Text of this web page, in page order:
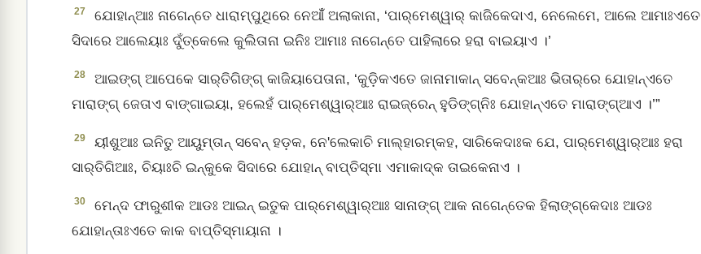
27
ଯୋହାନ୍‌ଆଃ ନାଗେନ୍ତେ ଧାରାମ୍‌ପୁଥିରେ ନେଆଁଁ ଅଲାକାନା, ‘ପାର୍‌ମେଶ୍ୱାର୍‌ କାଜିକେଦାଏ, ନେଲେମେ, ଆଲେ ଆମାଃଏତେ
ସିଦାରେ ଆଲେୟାଃ ଦୁଁତ୍‌କେଲେ କୁଲିତାନା ଇନିଃ ଆମାଃ ନାଗେନ୍ତେ ପାହିଲାରେ ହରା ବାଇୟାଏ ।’
28
ଆଇଙ୍ଗ୍‌ ଆପେକେ ସାର୍‌ତିଗିଙ୍ଗ୍‌ କାଜିୟାପେତାନା, ‘କୁଡ଼ିକଏତେ ଜାନାମାକାନ୍‌ ସବେନ୍‌କଆଃ ଭିତାର୍‌ରେ ଯୋହାନ୍‌ଏତେ
ମାରାଙ୍ଗ୍‌ ଜେତାଏ ବାଙ୍ଗାଇୟା, ହଲେହଁ ପାର୍‌ମେଶ୍ୱାର୍‌ଆଃ ରାଇଜ୍‌ରେନ୍‌ ହୁଡିଙ୍ଗ୍‌ନିଃ ଯୋହାନ୍‌ଏତେ ମାରାଙ୍ଗ୍‌ଆଏ ।’”
29
ୟୀଶୁଆଃ ଇନିତୁ ଆୟୁମ୍‌ତାନ୍ ସବେନ୍‌ ହଡ଼କ, ନେ'ଲେକାଚି ମାଲ୍‌ହାରମ୍‌କହ, ସାରିକେଦାଃକ ଯେ, ପାର୍‌ମେଶ୍ୱାର୍‌ଆଃ ହରା
ସାର୍‌ତିଗିଆଃ, ଚିୟାଃଚି ଇନ୍‌କୁକେ ସିଦାରେ ଯୋହାନ୍‌ ବାପ୍ତିସ୍ମା ଏମାକାଦ୍‌କ ତାଇକେନାଏ ।
30
ମେନ୍‌ଦ ଫାରୁଶୀକ ଆଡଃ ଆଇନ୍‌ ଇତୁକ ପାର୍‌ମେଶ୍ୱାର୍‌ଆଃ ସାନାଙ୍ଗ୍‌ ଆକ ନାଗେନ୍ତେକ ହିଲାଙ୍ଗ୍‌କେଦାଃ ଆଡଃ
ଯୋହାନ୍‌ତାଃଏତେ କାକ ବାପ୍ତିସ୍ମାୟାନା ।